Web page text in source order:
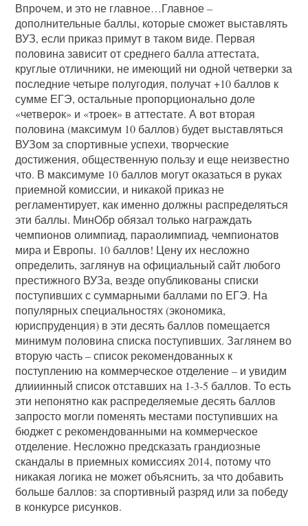
Впрочем, и это не главное…Главное –
дополнительные баллы, которые сможет выставлять
ВУЗ, если приказ примут в таком виде. Первая
половина зависит от среднего балла аттестата,
круглые отличники, не имеющий ни одной четверки за
последние четыре полугодия, получат +10 баллов к
сумме ЕГЭ, остальные пропорционально доле
«четверок» и «троек» в аттестате. А вот вторая
половина (максимум 10 баллов) будет выставляться
ВУЗом за спортивные успехи, творческие
достижения, общественную пользу и еще неизвестно
что. В максимуме 10 баллов могут оказаться в руках
приемной комиссии, и никакой приказ не
регламентирует, как именно должны распределяться
эти баллы. МинОбр обязал только награждать
чемпионов олимпиад, параолимпиад, чемпионатов
мира и Европы. 10 баллов! Цену их несложно
определить, заглянув на официальный сайт любого
престижного ВУЗа, везде опубликованы списки
поступивших с суммарными баллами по ЕГЭ. На
популярных специальностях (экономика,
юриспруденция) в эти десять баллов помещается
минимум половина списка поступивших. Заглянем во
вторую часть – список рекомендованных к
поступлению на коммерческое отделение – и увидим
длииинный список отставших на 1-3-5 баллов. То есть
эти непонятно как распределяемые десять баллов
запросто могли поменять местами поступивших на
бюджет с рекомендованными на коммерческое
отделение. Несложно предсказать грандиозные
скандалы в приемных комиссиях 2014, потому что
никакая логика не может объяснить, за что добавить
больше баллов: за спортивный разряд или за победу
в конкурсе рисунков.